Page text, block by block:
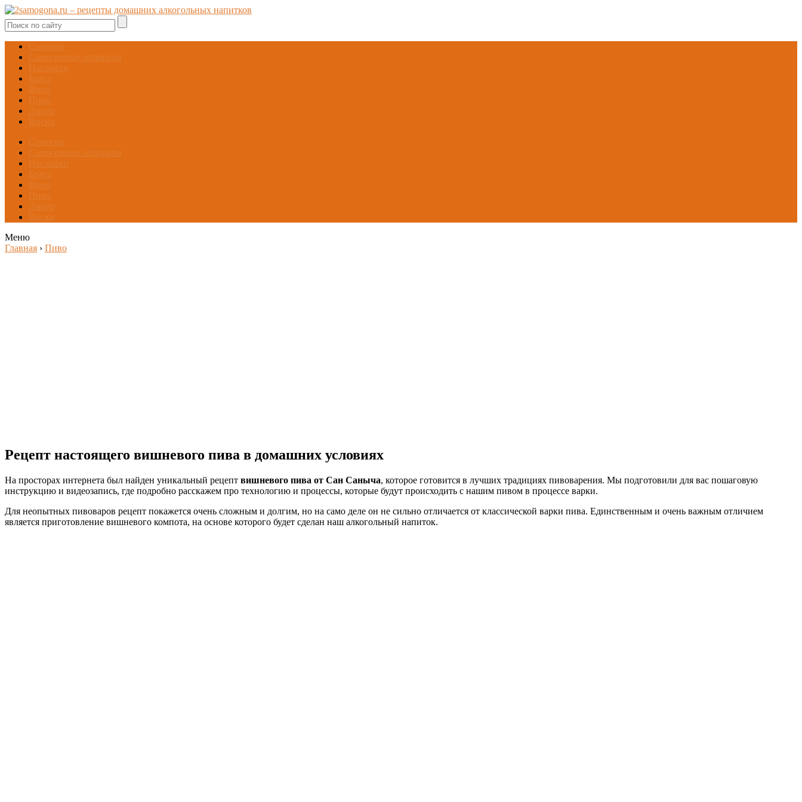
Самогон
Самогонные аппараты
Настойки
Брага
Вино
Пиво
Ликёр
Виски
Самогон
Самогонные аппараты
Настойки
Брага
Вино
Пиво
Ликёр
Виски
Меню
Главная › Пиво
Рецепт настоящего вишневого пива в домашних условиях
На просторах интернета был найден уникальный рецепт вишневого пива от Сан Саныча, которое готовится в лучших традициях пивоварения. Мы подготовили для вас пошаговую
инструкцию и видеозапись, где подробно расскажем про технологию и процессы, которые будут происходить с нашим пивом в процессе варки.
Для неопытных пивоваров рецепт покажется очень сложным и долгим, но на само деле он не сильно отличается от классической варки пива. Единственным и очень важным отличием
является приготовление вишневого компота, на основе которого будет сделан наш алкогольный напиток.